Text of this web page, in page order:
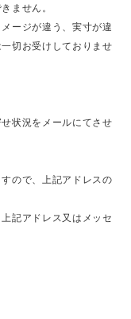
ません。
ージが違う、実寸が違
切お受けしておりませ
状況をメールにてさせ
ので、上記アドレスの
記アドレス又はメッセ